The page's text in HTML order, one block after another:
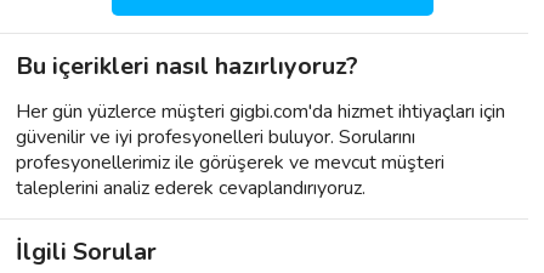
Bu içerikleri nasıl hazırlıyoruz?
Her gün yüzlerce müşteri gigbi.com'da hizmet ihtiyaçları için
güvenilir ve iyi profesyonelleri buluyor. Sorularını
profesyonellerimiz ile görüşerek ve mevcut müşteri
taleplerini analiz ederek cevaplandırıyoruz.
İlgili Sorular